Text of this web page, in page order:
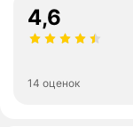
4,6
14 оценок